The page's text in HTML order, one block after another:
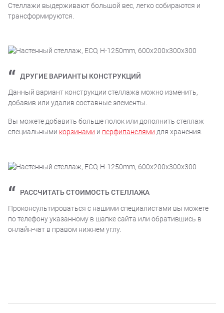
Стеллажи выдерживают большой вес, легко собираются и
трансформируются.
ДРУГИЕ ВАРИАНТЫ КОНСТРУКЦИЙ
Данный вариант конструкции стеллажа можно изменить,
добавив или удалив составные элементы.
Вы можете добавить больше полок или дополнить стеллаж
специальными корзинами и перфипанелями для хранения.
РАССЧИТАТЬ СТОИМОСТЬ СТЕЛЛАЖА
Проконсультироваться с нашими специалистами вы можете
по телефону указанному в шапке сайта или обратившись в
онлайн-чат в правом нижнем углу.